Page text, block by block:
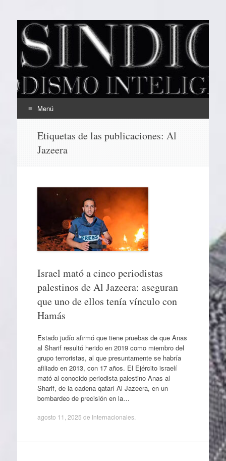
EL SINDICAL
Periodismo Inteligente
Menú
contenido
Etiquetas de las publicaciones: Al
Jazeera
Israel mató a cinco periodistas
palestinos de Al Jazeera: aseguran
que uno de ellos tenía vínculo con
Hamás
Estado judío afirmó que tiene pruebas de que Anas
al Sharif resultó herido en 2019 como miembro del
grupo terroristas, al que presuntamente se habría
afiliado en 2013, con 17 años. El Ejército israelí
mató al conocido periodista palestino Anas al
Sharif, de la cadena qatarí Al Jazeera, en un
bombardeo de precisión en la…
agosto 11, 2025 de Internacionales.